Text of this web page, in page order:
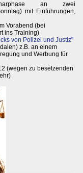
an zwei
mit Einführungen,
Vorabend (bei
ins Training)
von Polizei und Justiz"
z.B. an einem
und Werbung für
(wegen zu besetzenden